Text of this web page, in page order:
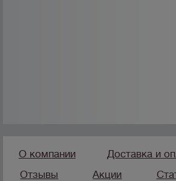
О компании Доставка и
Отзывы
Акции